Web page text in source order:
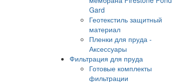
Gard
Геотекстиль защитный
материал
Пленки для пруда -
Аксессуары
Фильтрация для пруда
Готовые комплекты
фильтрации